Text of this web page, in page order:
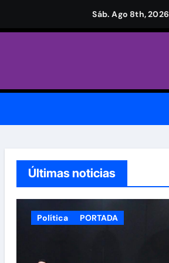
de Armas
Sáb. Ago 8th, 2026
Últimas noticias
Política PORTADA